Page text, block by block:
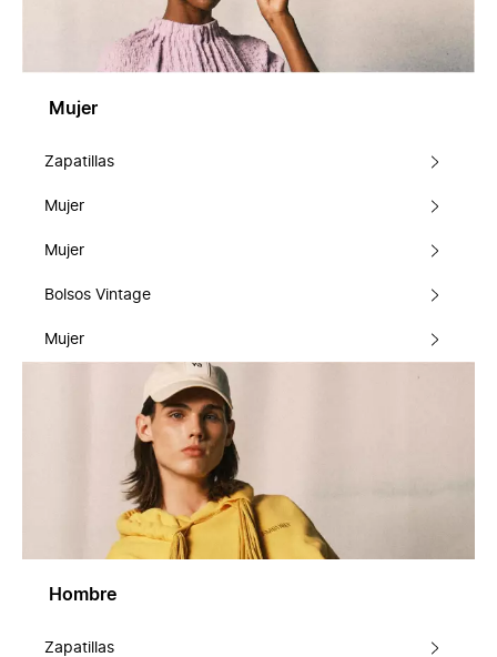
Mujer
Zapatillas
Mujer
Mujer
Bolsos Vintage
Mujer
Hombre
Zapatillas